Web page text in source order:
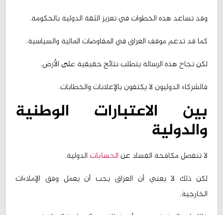
كما قد تدعم موقف العراق في المفاوضات المالية والسياسية.
لكن نجاح هذه الرسالة يتطلب نتائج حقيقية على الأرض.
فالشركاء الدوليون لا يكتفون بالإعلانات والخطابات.
بين الاعتبارات الوطنية
والدولية
لا تنفصل مكافحة الفساد عن
لكن ذلك لا يعني أن العراق يجب أن يعمل وفق الإملاءات
الخارجية.
فالإصلاح الحقيقي يجب أن ينطلق من المصلحة الوطنية.